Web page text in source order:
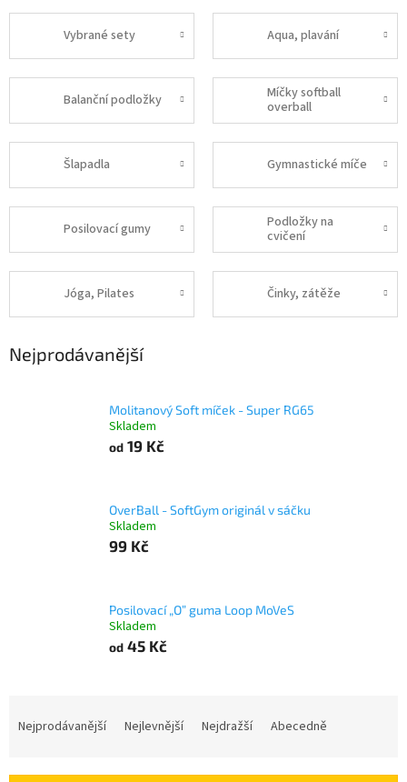
Vybrané sety Aqua, plavání
Balanční podložky
Míčky softball
overball
Šlapadla Gymnastické míče
Posilovací gumy
Podložky na
cvičení
Jóga, Pilates Činky, zátěže
Nejprodávanější
Molitanový Soft míček - Super RG65
Skladem
od 19 Kč
OverBall - SoftGym originál v sáčku
Skladem
99 Kč
Posilovací „O” guma Loop MoVeS
Skladem
od 45 Kč
Nejprodávanější Nejlevnější Nejdražší Abecedně